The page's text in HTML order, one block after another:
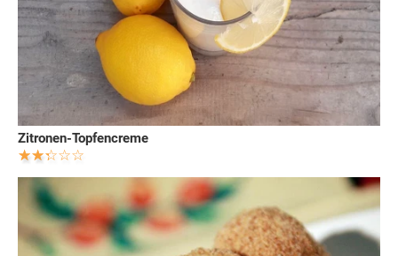
Zitronen-Topfencreme